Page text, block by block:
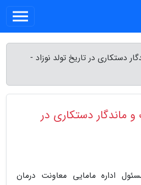
دستکاری در تاریخ تولد نوزاد -
ماندگار دستکاری در
اداره مامایی معاونت درمان